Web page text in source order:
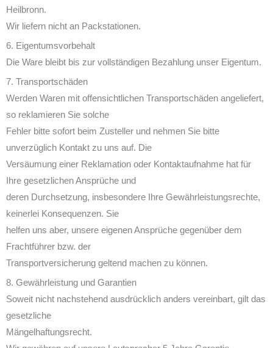
Heilbronn.
Wir liefern nicht an Packstationen.
6. Eigentumsvorbehalt
Die Ware bleibt bis zur vollständigen Bezahlung unser Eigentum.
7. Transportschäden
Werden Waren mit offensichtlichen Transportschäden angeliefert,
so reklamieren Sie solche
Fehler bitte sofort beim Zusteller und nehmen Sie bitte
unverzüglich Kontakt zu uns auf. Die
Versäumung einer Reklamation oder Kontaktaufnahme hat für
Ihre gesetzlichen Ansprüche und
deren Durchsetzung, insbesondere Ihre Gewährleistungsrechte,
keinerlei Konsequenzen. Sie
helfen uns aber, unsere eigenen Ansprüche gegenüber dem
Frachtführer bzw. der
Transportversicherung geltend machen zu können.
8. Gewährleistung und Garantien
Soweit nicht nachstehend ausdrücklich anders vereinbart, gilt das
gesetzliche
Mängelhaftungsrecht.